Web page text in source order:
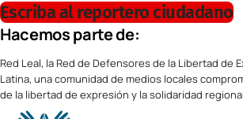
Escriba al reportero ciudadano
Hacemos parte de:
Red Leal, la Red de Defensores de la Libertad de
Latina, una comunidad de medios locales
de la libertad de expresión y la solidaridad